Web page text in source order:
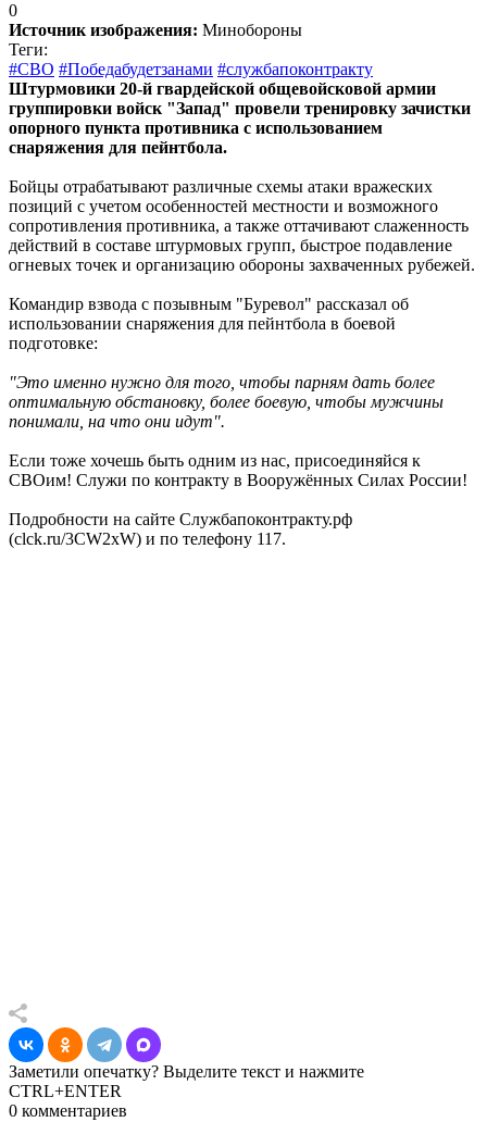
0
Источник изображения: Минобороны
Теги:
#СВО #Победабудетзанами #службапоконтракту
Штурмовики 20-й гвардейской общевойсковой армии
группировки войск "Запад" провели тренировку зачистки
опорного пункта противника с использованием
снаряжения для пейнтбола.
Бойцы отрабатывают различные схемы атаки вражеских
позиций с учетом особенностей местности и возможного
сопротивления противника, а также оттачивают слаженность
действий в составе штурмовых групп, быстрое подавление
огневых точек и организацию обороны захваченных рубежей.
Командир взвода с позывным "Буревол" рассказал об
использовании снаряжения для пейнтбола в боевой
подготовке:
"Это именно нужно для того, чтобы парням дать более
оптимальную обстановку, более боевую, чтобы мужчины
понимали, на что они идут".
Если тоже хочешь быть одним из нас, присоединяйся к
СВОим! Служи по контракту в Вооружённых Силах России!
Подробности на сайте Службапоконтракту.рф
(clck.ru/3CW2xW) и по телефону 117.
Заметили опечатку? Выделите текст и нажмите
CTRL+ENTER
0 комментариев